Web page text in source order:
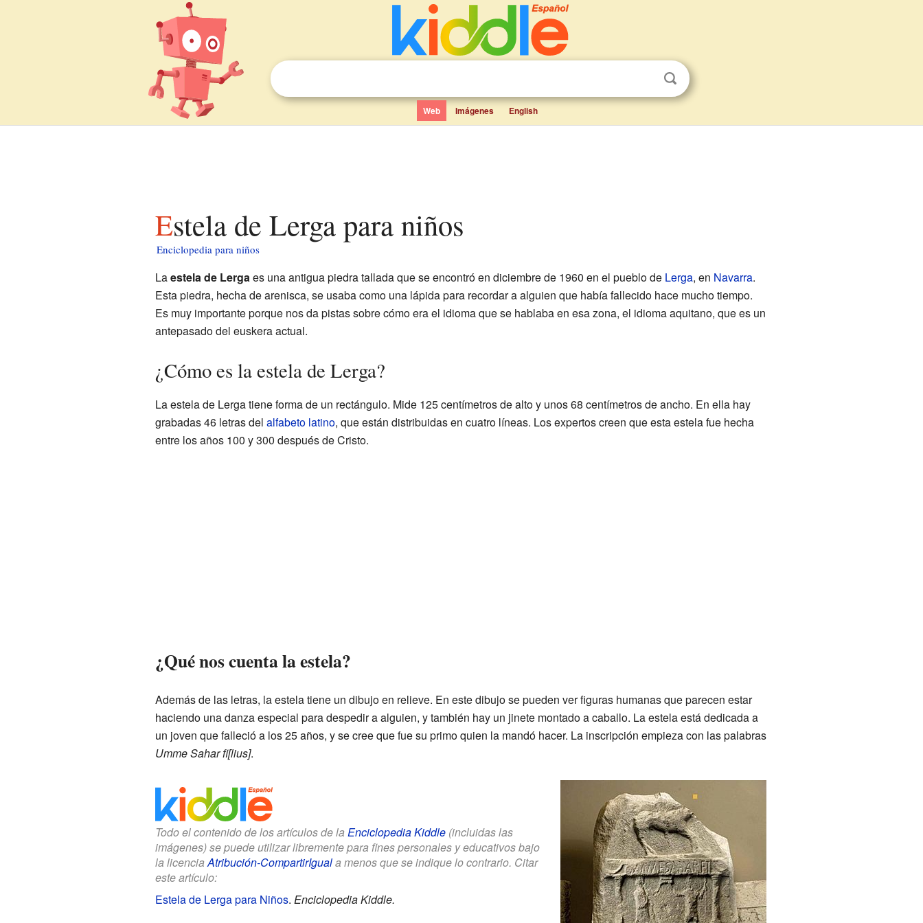
Web Imágenes English
Estela de Lerga para niños
Enciclopedia para niños
Laestela de Lergaes una antigua piedra tallada que se encontró en diciembre de 1960 en el pueblo de Lerga, en Navarra.
Esta piedra, hecha de arenisca, se usaba como una lápida para recordar a alguien que había fallecido hace mucho tiempo.
Es muy importante porque nos da pistas sobre cómo era el idioma que se hablaba en esa zona, el idioma aquitano, que es un
antepasado del euskera actual.
¿Cómo es la estela de Lerga?
La estela de Lerga tiene forma de un rectángulo. Mide 125 centímetros de alto y unos 68 centímetros de ancho. En ella hay
grabadas 46 letras del alfabeto latino, que están distribuidas en cuatro líneas. Los expertos creen que esta estela fue hecha
entre los años 100 y 300 después de Cristo.
¿Qué nos cuenta la estela?
Además de las letras, la estela tiene un dibujo en relieve. En este dibujo se pueden ver figuras humanas que parecen estar
haciendo una danza especial para despedir a alguien, y también hay un jinete montado a caballo. La estela está dedicada a
un joven que falleció a los 25 años, y se cree que fue su primo quien la mandó hacer. La inscripción empieza con las palabras
Umme Sahar fi[lius].
Todo el contenido de los artículos de la Enciclopedia Kiddle(incluidas las
imágenes) se puede utilizar libremente para fines personales y educativos bajo
la licenciaAtribución-CompartirIguala menos que se indique lo contrario. Citar
este artículo:
Estela de Lerga para Niños. Enciclopedia Kiddle.